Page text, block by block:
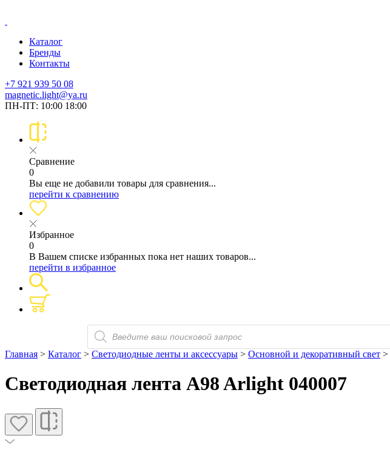
Каталог
Бренды
Контакты
+7 921 939 50 08
magnetic.light@ya.ru
ПН-ПТ: 10:00 18:00
Сравнение
0
Вы еще не добавили товары для сравнения...
перейти к сравнению
Избранное
0
В Вашем списке избранных пока нет наших товаров...
перейти в избранное
Поиск
товаров
Главная > Каталог > Светодиодные ленты и аксессуары > Основной и декоративный свет >
Светодиодная лента A98 Arlight 040007